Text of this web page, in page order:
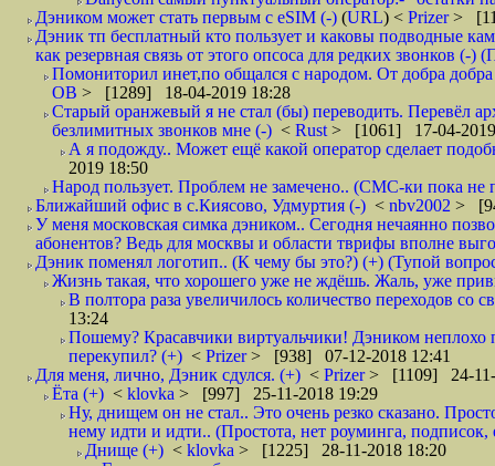
Дэником может стать первым с еSIM (-) (URL) < Prizer>
Дэник тп бесплатный кто пользует и каковы подводные
как резервная связь от этого опсоса для редких звонков (-)
Помониторил инет,по общался с народом. От добра
ОВ > [1289] 18-04-2019 18:28
Старый оранжевый я не стал (бы) переводить. Перевёл
безлимитных звонков мне (-) < Rust > [1061] 17-04-
А я подожду.. Может ещё какой оператор сделает
2019 18:50
Народ пользует. Проблем не замечено.. (СМС-ки пока
Ближайший офис в с.Киясово, Удмуртия (-) < nbv2002 >
У меня московская симка дэником.. Сегодня нечаянно
абонентов? Ведь для москвы и области тврифы вполне
Дэник поменял логотип.. (К чему бы это?) (+) (Тупой
Жизнь такая, что хорошего уже не ждёшь. Жаль, уже
В полтора раза увеличилось количество переходов
13:24
Пошему? Красавчики виртуальчики! Дэником
перекупил? (+) < Prizer> [938] 07-12-2018 12:41
Для меня, лично, Дэник сдулся. (+) < Prizer> [1109] 24-11-
Ёта (+) < klovka > [997] 25-11-2018 19:29
Ну, днищем он не стал.. Это очень резко сказано.
нему идти и идти.. (Простота, нет роуминга,
Днище (+) < klovka > [1225] 28-11-2018 18:20